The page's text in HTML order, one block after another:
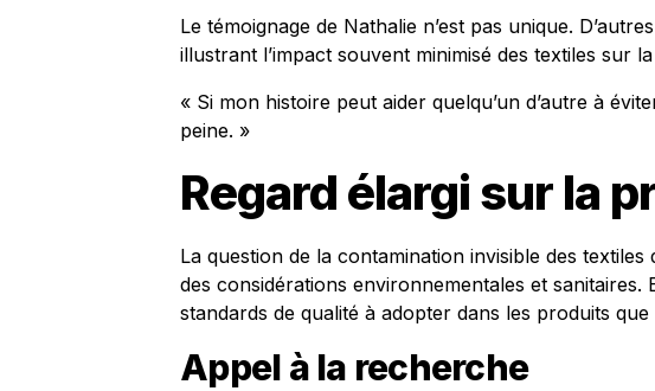
Le témoignage de Nathalie n’est pas unique.
illustrant l’impact souvent minimisé des textiles sur
« Si mon histoire peut aider quelqu’un d’autre à
peine. »
Regard élargi sur la
La question de la contamination invisible des
des considérations environnementales et sanitaires.
standards de qualité à adopter dans les produits que
Appel à la recherche